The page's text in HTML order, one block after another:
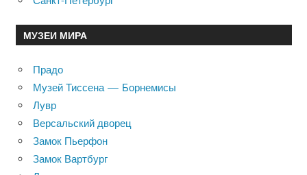
МУЗЕИ МИРА
Прадо
Музей Тиссена — Борнемисы
Лувр
Версальский дворец
Замок Пьерфон
Замок Вартбург